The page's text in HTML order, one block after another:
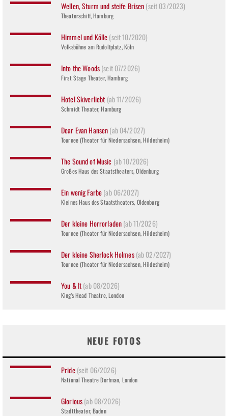
Wellen, Sturm und steife Brisen(seit 03/2023)
Theaterschiff, Hamburg
Himmel und Kölle(seit 10/2020)
Volksbühne am Rudolfplatz, Köln
Into the Woods(seit 07/2026)
First Stage Theater, Hamburg
Hotel Skiverliebt (ab 11/2026)
Schmidt Theater, Hamburg
Dear Evan Hansen(ab 04/2027)
Tournee (Theater für Niedersachsen, Hildesheim)
The Sound of Music (ab 10/2026)
Großes Haus des Staatstheaters, Oldenburg
Ein wenig Farbe(ab 06/2027)
Kleines Haus des Staatstheaters, Oldenburg
Der kleine Horrorladen(ab 11/2026)
Tournee (Theater für Niedersachsen, Hildesheim)
Der kleine Sherlock Holmes(ab 02/2027)
Tournee (Theater für Niedersachsen, Hildesheim)
You & It(ab 08/2026)
King's Head Theatre, London
NEUE FOTOS
Pride(seit 06/2026)
National Theatre Dorfman, London
Glorious(ab 08/2026)
Stadttheater, Baden